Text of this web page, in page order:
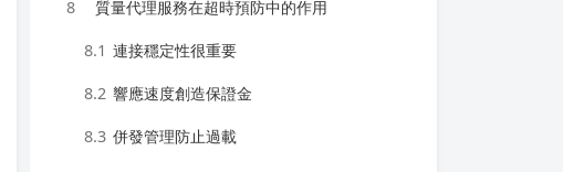
8 質量代理服務在超時預防中的作用
8.1 連接穩定性很重要
8.2 響應速度創造保證金
8.3 併發管理防止過載